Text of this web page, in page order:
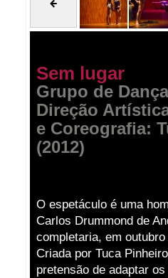
Sem lugar
Grupo de
Direção
e Coreografia:
(2012)
O espetáculo é uma
Carlos Drummond de
completaria, em
Criada por Tuca
pretensão de adaptar